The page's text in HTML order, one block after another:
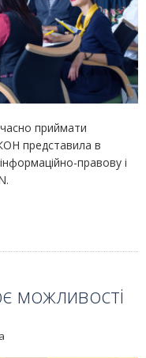
приймати
представила в
правову і
можливості